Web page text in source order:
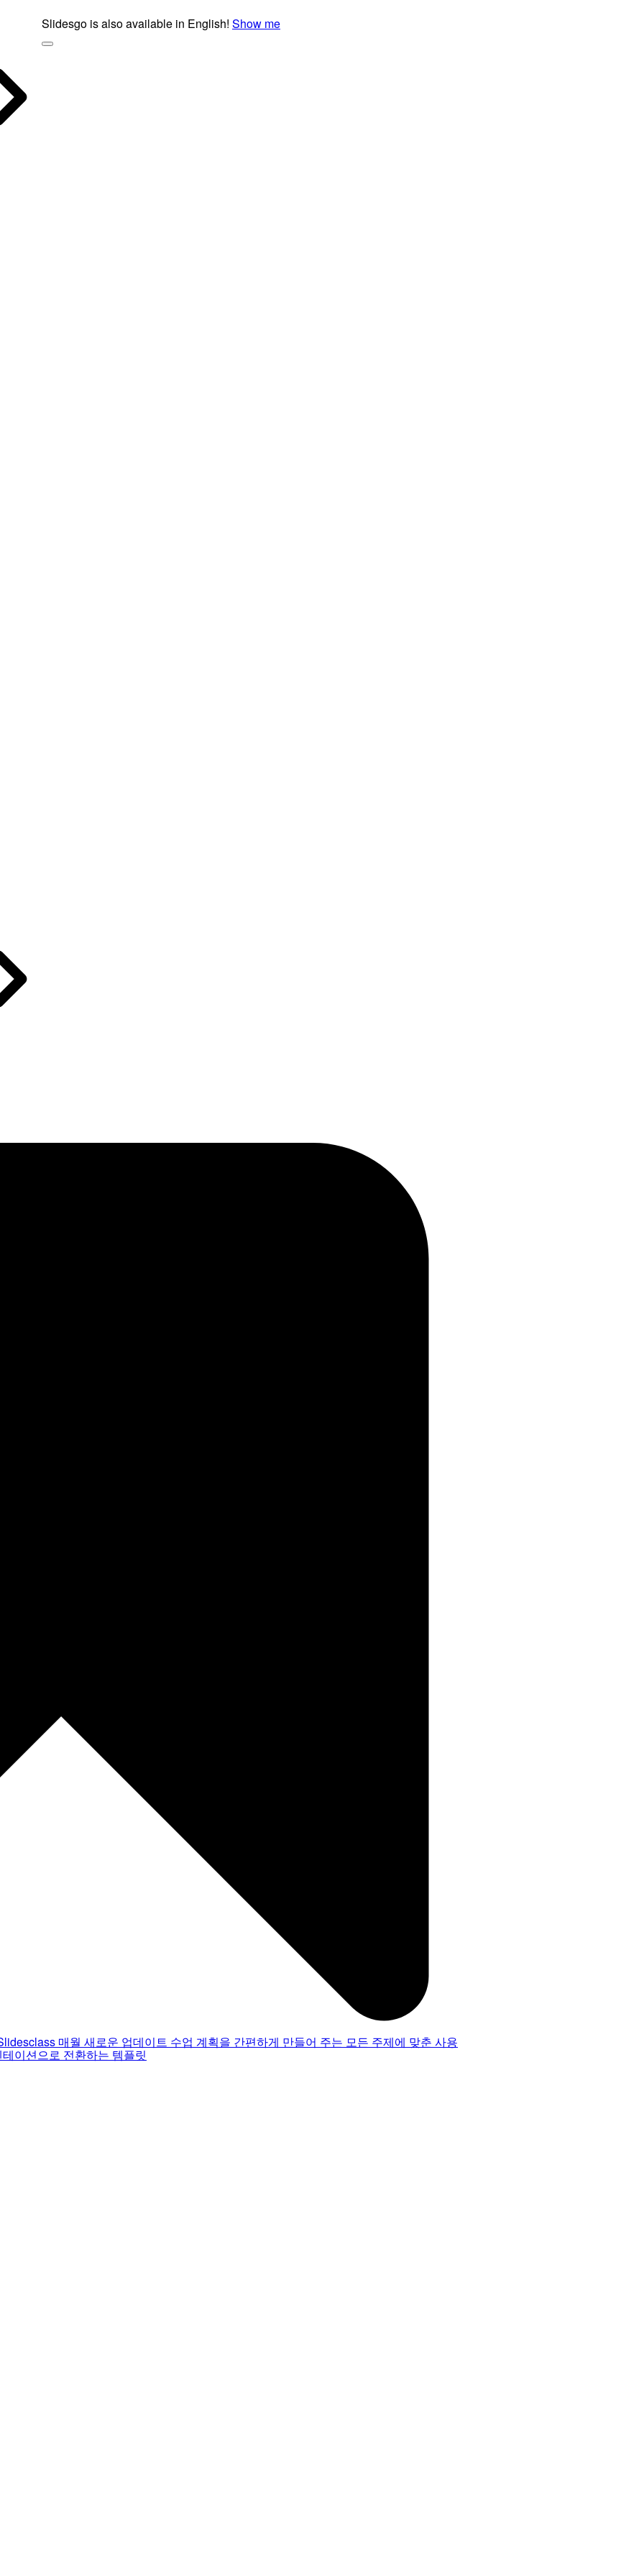
Slidesgo is also available in English! Show me
매월 새로운 업데이트 수업 계획을 간편하게 만들어 주는 모든 주제에 맞춘 사용
이션으로 전환하는 템플릿